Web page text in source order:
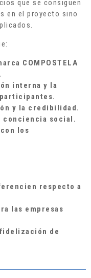
que se consiguen
en el proyecto sino
COMPOSTELA
interna y la
y la credibilidad.
conciencia social.
los
respecto a
las empresas
de